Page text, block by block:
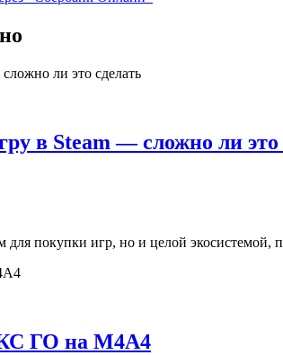
в Steam — сложно ли это
для покупки игр, но и целой
ГО на М4А4